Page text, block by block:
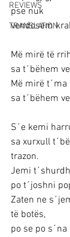
REVIEWS
TRANSLATION
pse nuk
vendosem
Më mirë të
sa t´bëhem
Më mirë
sa t´bëhem
S´e kemi
sa xurxull
trazon.
Jemi
po t´joshni
Zaten ne
të botës,
po se po